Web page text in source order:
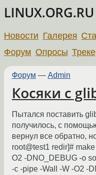
LINUX.ORG.RU
Новости Галерея
Форум Опросы
Форум — Admin
Косяки с
Пытался поставить
получилось, с
вернул все обратно,
root@test1 redir]#
O2 -DNO_DEBUG -o
-c -pipe -Wall -W -O2 -